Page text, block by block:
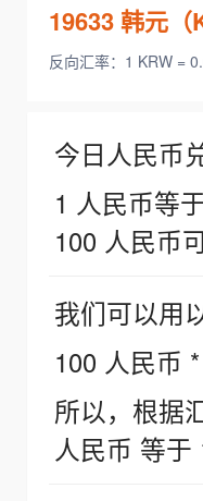
19633韩元（
反向汇率：1 KRW =
今日人民币
1 人民币等
100 人民币
我们可以用
100 人民币
所以，根据
人民币 等于